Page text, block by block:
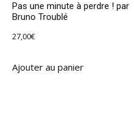
Pas une minute à perdre ! par
Bruno Troublé
27,00€
Ajouter au panier